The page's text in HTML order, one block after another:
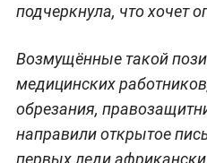
подчеркнула, что хочет
Возмущённые такой
медицинских
обрезания,
направили открытое
первых леди